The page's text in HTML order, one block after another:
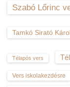
Szabó Lőrinc
Tamkó Sirató
Télapós vers
Vers iskolakezdésre